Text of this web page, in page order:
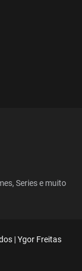
Series e muito
| Ygor Freitas